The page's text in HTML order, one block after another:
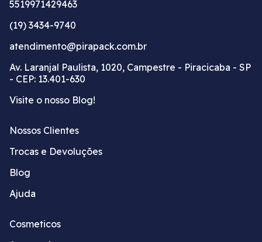
5519971429463
(19) 3434-9740
atendimento@pirapack.com.br
Av. Laranjal Paulista, 1020, Campestre - Piracicaba - SP
- CEP: 13.401-630
Visite o nosso Blog!
Nossos Clientes
Trocas e Devoluções
Blog
Ajuda
Cosmeticos